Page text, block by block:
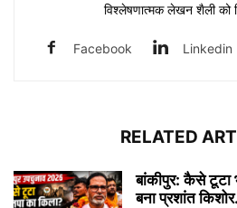
विश्लेषणात्मक लेखन शैली को
Facebook Linkedin
RELATED
बांकीपुर: कैसे टूटा
बना प्रशांत